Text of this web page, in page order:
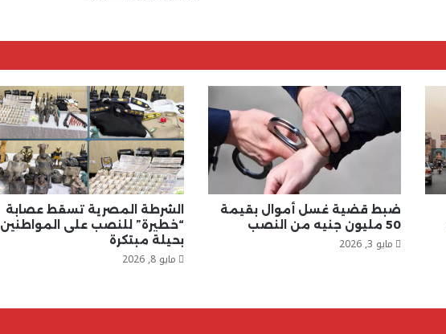
ضبط قضية غسل أموال بقيمة
50 مليون جنيه من النصب
مايو 3, 2026
الشرطة المصرية تسقط عصابة
“خطيرة” للنصب على المواطنين
بحيلة مبتكرة
مايو 8, 2026